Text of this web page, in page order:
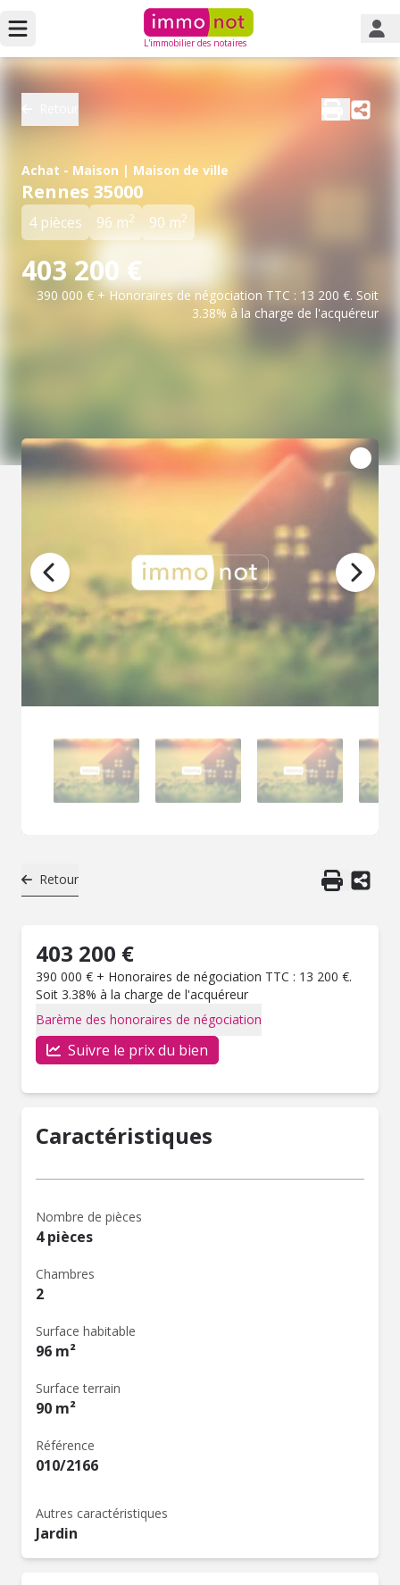
L'immobilier des notaires
Achat - Maison | Maison de ville
Rennes 35000
4 pièces 96 m2 90 m2
403 200 €
390 000 € + Honoraires de négociation TTC : 13 200 €. Soit
3.38% à la charge de l'acquéreur
Retour
403 200 €
390 000 € + Honoraires de négociation TTC : 13 200 €.
Soit 3.38% à la charge de l'acquéreur
Barème des honoraires de négociation
Suivre le prix du bien
Caractéristiques
Nombre de pièces
4 pièces
Chambres
2
Surface habitable
96 m²
Surface terrain
90 m²
Référence
010/2166
Autres caractéristiques
Jardin